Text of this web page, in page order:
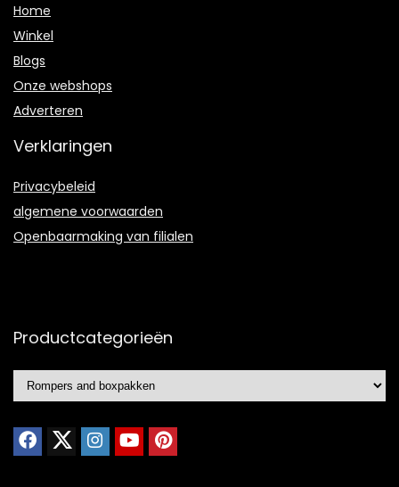
Home
Winkel
Blogs
Onze webshops
Adverteren
Verklaringen
Privacybeleid
algemene voorwaarden
Openbaarmaking van filialen
Productcategorieën